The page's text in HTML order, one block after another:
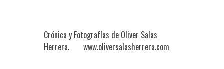
Crónica y Fotografías de Oliver Salas
Herrera. www.oliversalasherrera.com